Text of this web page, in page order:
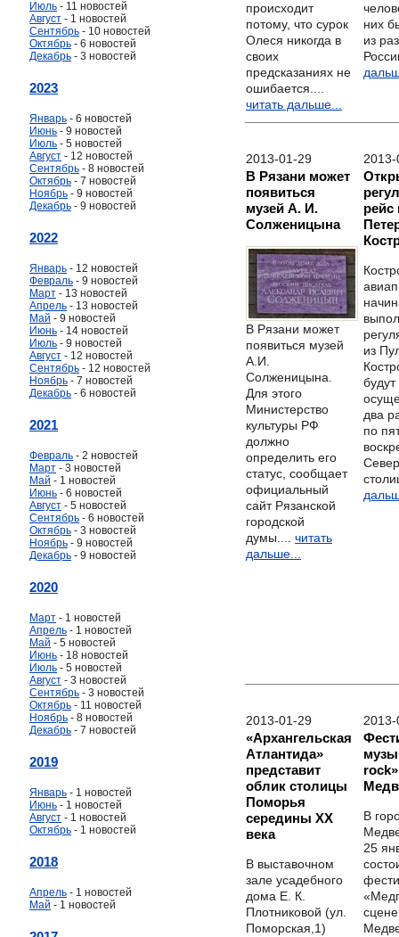
Июль - 11 новостей
Август - 1 новостей
Сентябрь - 10 новостей
Октябрь - 6 новостей
Декабрь - 3 новостей
2023
Январь - 6 новостей
Июнь - 9 новостей
Июль - 5 новостей
Август - 12 новостей
Сентябрь - 8 новостей
Октябрь - 7 новостей
Ноябрь - 9 новостей
Декабрь - 9 новостей
2022
Январь - 12 новостей
Февраль - 9 новостей
Март - 13 новостей
Апрель - 13 новостей
Май - 9 новостей
Июнь - 14 новостей
Июль - 9 новостей
Август - 12 новостей
Сентябрь - 12 новостей
Ноябрь - 7 новостей
Декабрь - 6 новостей
2021
Февраль - 2 новостей
Март - 3 новостей
Май - 1 новостей
Июнь - 6 новостей
Август - 5 новостей
Сентябрь - 6 новостей
Октябрь - 3 новостей
Ноябрь - 9 новостей
Декабрь - 9 новостей
2020
Март - 1 новостей
Апрель - 1 новостей
Май - 5 новостей
Июнь - 18 новостей
Июль - 5 новостей
Август - 3 новостей
Сентябрь - 3 новостей
Октябрь - 11 новостей
Ноябрь - 8 новостей
Декабрь - 7 новостей
2019
Январь - 1 новостей
Июнь - 1 новостей
Август - 1 новостей
Октябрь - 1 новостей
2018
Апрель - 1 новостей
Май - 1 новостей
происходит
потому, что сурок
Олеся никогда в
своих
предсказаниях не
ошибается....
читать дальше...
них
из
2013-01-29
В Рязани может
появиться
музей А. И.
Солженицына
В Рязани может
появиться музей
А.И.
Солженицына.
Для этого
Министерство
культуры РФ
должно
определить его
статус, сообщает
официальный
сайт Рязанской
городской
думы.... читать
дальше...
рейс
из
будут
два
по
2013-01-29
«Архангельская
Атлантида»
представит
облик столицы
Поморья
середины ХХ
века
В выставочном
зале усадебного
дома Е. К.
Плотниковой (ул.
Поморская,1)
В
25
сцене